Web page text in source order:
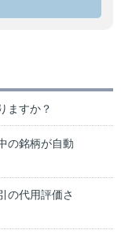
ますか？
の銘柄が自動
の代用評価さ